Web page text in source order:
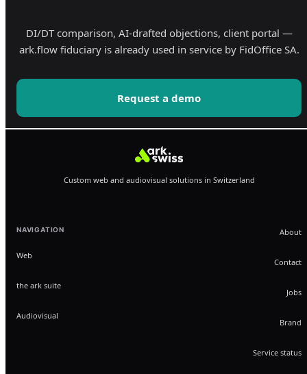
DI/DT comparison, AI-drafted objections, client portal —
ark.flow fiduciary is already used in service by FidOffice SA.
Request a demo
Custom web and audiovisual solutions in Switzerland
NAVIGATION
Web
the ark suite
Audiovisual
About
Contact
Jobs
Brand
Service status